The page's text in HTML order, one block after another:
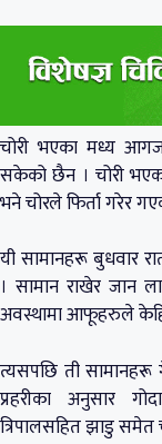
चोरी भएका मध्य
सकेको छैन । चोरी
भने चोरले फिर्ता गरेर
यी सामानहरू बुधवार
। सामान राखेर जान
अवस्थामा आफूहरुले केहि
त्यसपछि ती सामानहरू
प्रहरीका अनुसार
त्रिपालसहित झाडु समेत